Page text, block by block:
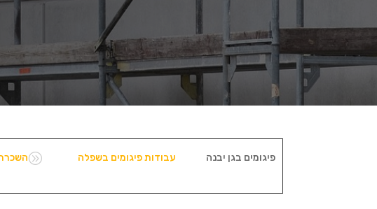
A עבודות פיגומים בשפלה פיגומים בגן יבנה